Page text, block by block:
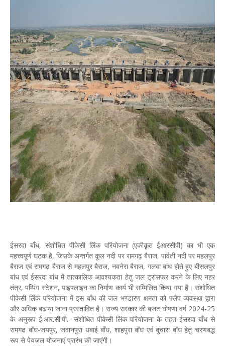
ईसरदा बाँध, संशोधित पीकेसी लिंक परियोजना (एकीकृृत ईआरसीपी) का भी एक
महत्त्वपूर्ण घटक है, जिसके अन्तर्गत कूल नदी पर रामगढ़ बैराज, पार्वती नदी पर महलपुर
बैराज एवं रामगढ़ बैराज से महलपुर बैराज, नवनेरा बैराज, गलवा बांध होते हुए बीसलपुर
बांध एवं ईसरदा बांध में तात्कालिक आवश्यकता हेतु जल ट्रांसफर करने के लिए नहर
तंत्र, पम्पिंग स्टेशन, पाइपलाइन का निर्माण कार्य भी सम्मिलित किया गया है। संशोधित
पीकेसी लिंक परियोजना में इस बाँध की जल भण्डारण क्षमता को फ्लैप व्यवस्था द्वारा
और अधिक बढाया जाना प्रस्तावित है। राज्य सरकार की बजट घोषणा वर्ष 2024-25
के अनुरूप ई.आर.सी.पी.- संशोधित पीकेसी लिंक परियोजना के तहत ईसरदा बाँध से
रामगढ बाँध-जयपुर, जवानपुरा धबाई बाँध, शाहपुरा बाँध एवं बुचारा बाँध हेतु चरणबद्ध
रूप से पेयजल योजनाएं प्रारंभ की जाएंगी।